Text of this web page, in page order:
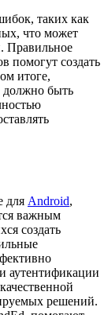
таких как
что может
Правильное
помогут создать
итоге,
должно быть
для Android,
важным
создать
аутентификации
решений.